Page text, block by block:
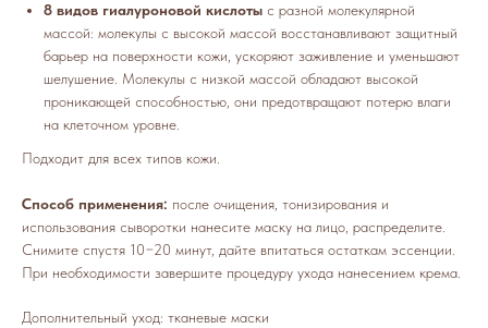
8 видов гиалуроновой кислоты с разной молекулярной
массой: молекулы с высокой массой восстанавливают защитный
барьер на поверхности кожи, ускоряют заживление и уменьшают
шелушение. Молекулы с низкой массой обладают высокой
проникающей способностью, они предотвращают потерю влаги
на клеточном уровне.
Подходит для всех типов кожи.
Способ применения: после очищения, тонизирования и
использования сыворотки нанесите маску на лицо, распределите.
Снимите спустя 10−20 минут, дайте впитаться остаткам эссенции.
При необходимости завершите процедуру ухода нанесением крема.
Дополнительный уход: тканевые маски